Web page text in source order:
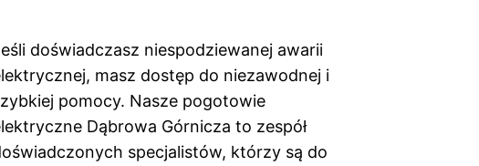
doświadczasz niespodziewanej awarii
masz dostęp do niezawodnej i
pomocy. Nasze pogotowie
Dąbrowa Górnicza to zespół
specjalistów, którzy są do